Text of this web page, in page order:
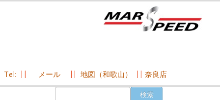
Tel: メール 地図（和歌山） 奈良店